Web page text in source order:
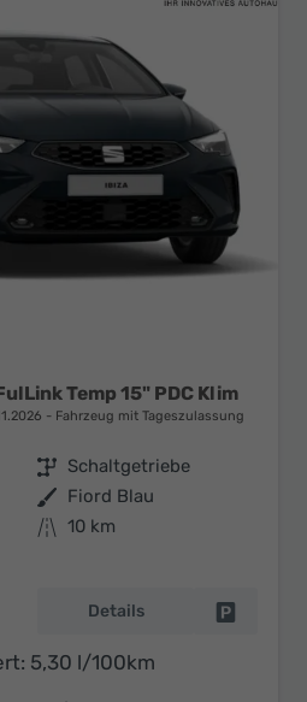
Temp 15" PDC Klim
Fahrzeug mit Tageszulassung
Getriebe Schaltgetriebe
Außenfarbe Fiord Blau
Kilometerstand 10 km
Details
5,30 l/100km